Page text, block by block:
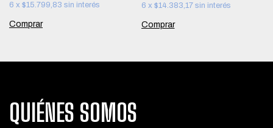
6 x $15.799,83 sin interés
Comprar
6 x $14.383,17 sin interés
Comprar
QUIÉNES SOMOS